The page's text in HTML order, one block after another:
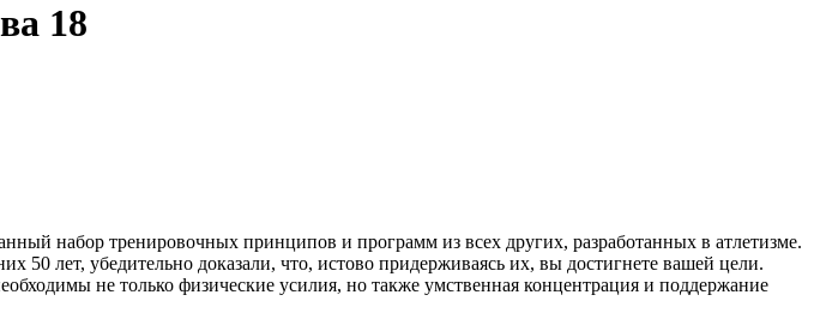
18
набор тренировочных принципов и программ из всех других, разработанных в атлетизме.
лет, убедительно доказали, что, истово придерживаясь их, вы достигнете вашей цели.
не только физические усилия, но также умственная концентрация и поддержание